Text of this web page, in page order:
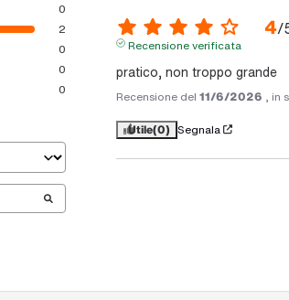
0
2
0
0
0
4/
Recensione verificata
pratico, non troppo grande
Recensione del11/6/2026 , in
Utile(0) Segnala